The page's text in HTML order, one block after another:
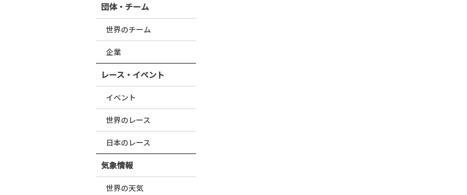
団体・チーム
世界のチーム
企業
レース・イベント
イベント
世界のレース
日本のレース
気象情報
世界の天気